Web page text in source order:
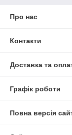
Про нас
Контакти
Доставка та
Графік роботи
Повна версія